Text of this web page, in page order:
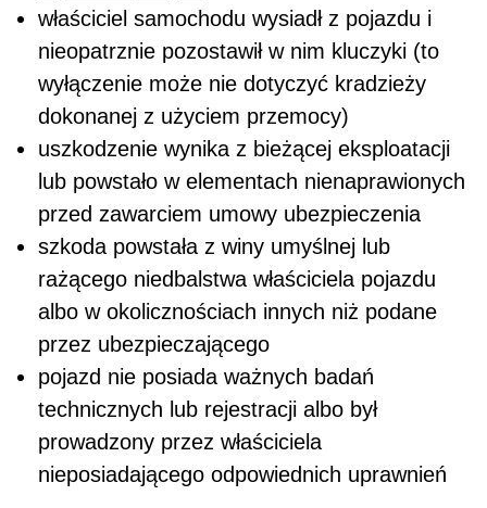
właściciel samochodu wysiadł z pojazdu i
nieopatrznie pozostawił w nim kluczyki (to
wyłączenie może nie dotyczyć kradzieży
dokonanej z użyciem przemocy)
uszkodzenie wynika z bieżącej eksploatacji
lub powstało w elementach nienaprawionych
przed zawarciem umowy ubezpieczenia
szkoda powstała z winy umyślnej lub
rażącego niedbalstwa właściciela pojazdu
albo w okolicznościach innych niż podane
przez ubezpieczającego
pojazd nie posiada ważnych badań
technicznych lub rejestracji albo był
prowadzony przez właściciela
nieposiadającego odpowiednich uprawnień